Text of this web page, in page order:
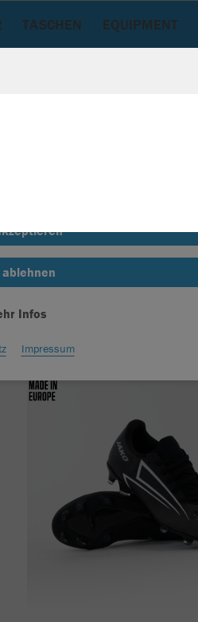
TASCHEN EQUIPMENT
wir dir personalisierte Inhalte
Infos
Impressum